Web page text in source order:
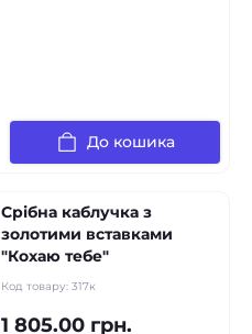
До кошика
Срібна каблучка з
золотими вставками
"Кохаю тебе"
Код товару: 317к
1 805.00 грн.